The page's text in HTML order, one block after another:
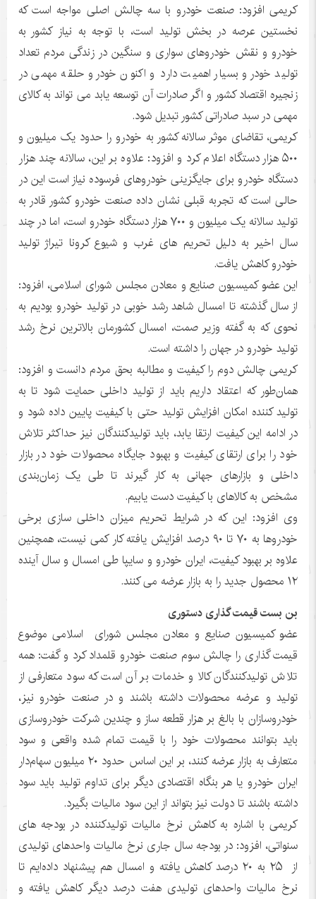
کریمی افزود: صنعت خودرو با سه چالش اصلی مواجه است که
نخستین عرصه در بخش تولید است، با توجه به نیاز کشور به
خودرو و نقش خودروهای سواری و سنگین در زندگی مردم تعداد
تولید خودرو بسیار اهمیت دارد و اکنون خودرو حلقه مهمی در
زنجیره اقتصاد کشور و اگر صادرات آن توسعه یابد می تواند به کالای
مهمی در سبد صادراتی کشور تبدیل شود.
کریمی، تقاضای موثر سالانه کشور به خودرو را حدود یک میلیون و
۵۰۰ هزار دستگاه اعلام کرد و افزود: علاوه بر این، سالانه چند هزار
دستگاه خودرو برای جایگزینی خودروهای فرسوده نیاز است این در
حالی است که تجربه قبلی نشان داده صنعت خودرو کشور قادر به
تولید سالانه یک میلیون و ۷۰۰ هزار دستگاه خودرو است، اما در چند
سال اخیر به دلیل تحریم های غرب و شیوع کرونا تیراژ تولید
خودرو کاهش یافت.
این عضو کمیسیون صنایع و معادن مجلس شورای اسلامی، افزود:
از سال گذشته تا امسال شاهد رشد خوبی در تولید خودرو بودیم به
نحوی که به گفته وزیر صمت، امسال کشورمان بالاترین نرخ رشد
تولید خودرو در جهان را داشته است.
کریمی چالش دوم را کیفیت و مطالبه بحق مردم دانست و افزود:
همان‌طور که اعتقاد داریم باید از تولید داخلی حمایت شود تا به
تولید کننده امکان افزایش تولید حتی با کیفیت پایین داده شود و
در ادامه این کیفیت ارتقا یابد، باید تولیدکنندگان نیز حداکثر تلاش
خود را برای ارتقای کیفیت و بهبود جایگاه محصولات خود در بازار
داخلی و بازارهای جهانی به کار گیرند تا طی یک زمان‌بندی
مشخص به کالاهای با کیفیت دست یابیم.
وی افزود: این که در شرایط تحریم میزان داخلی سازی برخی
خودروها به ۷۰ تا ۹۰ درصد افزایش یافته کار کمی نیست، همچنین
علاوه بر بهبود کیفیت، ایران خودرو و سایپا طی امسال و سال آینده
۱۲ محصول جدید را به بازار عرضه می کنند.
بن بست قیمت گذاری دستوری
عضو کمیسیون صنایع و معادن مجلس شورای اسلامی موضوع
قیمت گذاری را چالش سوم صنعت خودرو قلمداد کرد و گفت: همه
تلاش تولیدکنندگان کالا و خدمات بر آن است که سود متعارفی از
تولید و عرضه محصولات داشته باشند و در صنعت خودرو نیز،
خودروسازان با بالغ بر هزار قطعه ساز و چندین شرکت خودروسازی
باید بتوانند محصولات خود را با قیمت تمام شده واقعی و سود
متعارف به بازار عرضه کنند، بر این اساس حدود ۲۰ میلیون سهام‌دار
ایران خودرو یا هر بنگاه اقتصادی دیگر برای تداوم تولید باید سود
داشته باشند تا دولت نیز بتواند از این سود مالیات بگیرد.
کریمی با اشاره به کاهش نرخ مالیات تولیدکننده در بودجه های
سنواتی، افزود: در بودجه سال جاری نرخ مالیات واحدهای تولیدی
از ۲۵ به ۲۰ درصد کاهش یافته و امسال هم پیشنهاد داده‌ایم تا
نرخ مالیات واحدهای تولیدی هفت درصد دیگر کاهش یافته و